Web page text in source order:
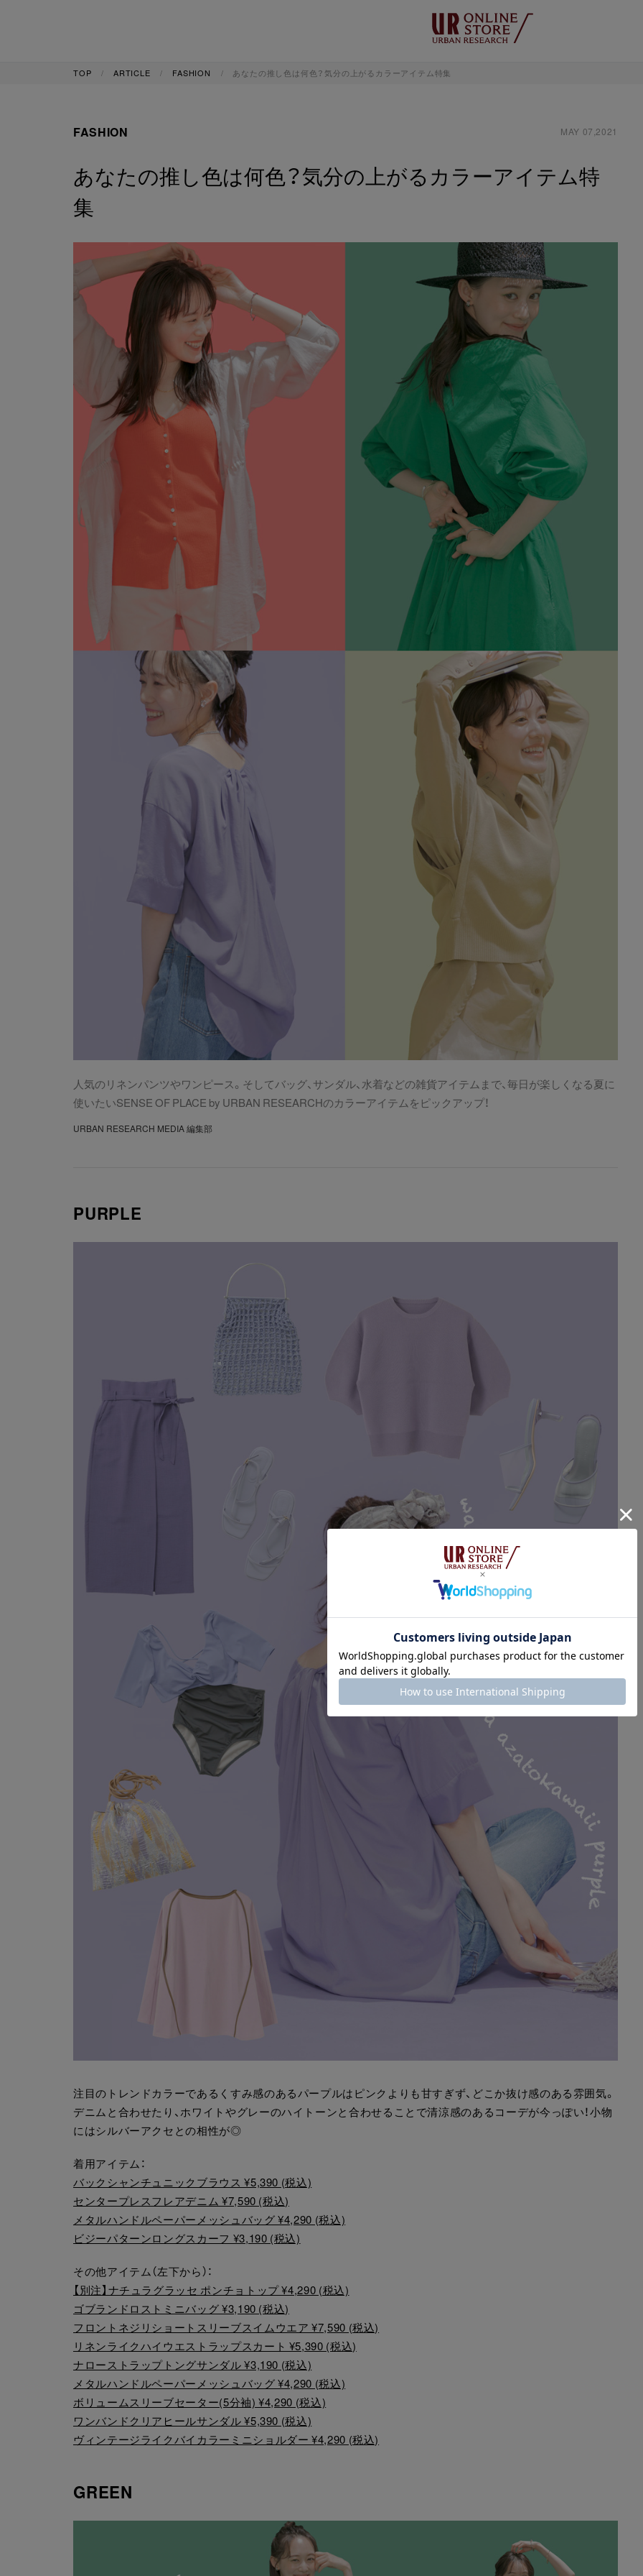
TOP ARTICLE FASHION あなたの推し色は何色？気分の上がるカラーアイテム特集
FASHION MAY 07,2021
あなたの推し色は何色？気分の上がるカラーアイテム特
集
人気のリネンパンツやワンピース。そしてバッグ、サンダル、水着などの雑貨アイテムまで、毎日が楽しくなる夏に
使いたいSENSE OF PLACE by URBAN RESEARCHのカラーアイテムをピックアップ！
URBAN RESEARCH MEDIA 編集部
PURPLE
注目のトレンドカラーであるくすみ感のあるパープルはピンクよりも甘すぎず、どこか抜け感のある雰囲気。
デニムと合わせたり、ホワイトやグレーのハイトーンと合わせることで清涼感のあるコーデが今っぽい！小物
にはシルバーアクセとの相性が◎
着用アイテム：
バックシャンチュニックブラウス ¥5,390 (税込)
センタープレスフレアデニム ¥7,590 (税込)
メタルハンドルペーパーメッシュバッグ ¥4,290 (税込)
ビジーパターンロングスカーフ ¥3,190 (税込)
その他アイテム（左下から）：
【別注】ナチュラグラッセ ポンチョトップ ¥4,290 (税込)
ゴブランドロストミニバッグ ¥3,190 (税込)
フロントネジリショートスリーブスイムウエア ¥7,590 (税込)
リネンライクハイウエストラップスカート ¥5,390 (税込)
ナローストラップトングサンダル ¥3,190 (税込)
メタルハンドルペーパーメッシュバッグ ¥4,290 (税込)
ボリュームスリーブセーター(5分袖) ¥4,290 (税込)
ワンバンドクリアヒールサンダル ¥5,390 (税込)
ヴィンテージライクバイカラーミニショルダー ¥4,290 (税込)
GREEN